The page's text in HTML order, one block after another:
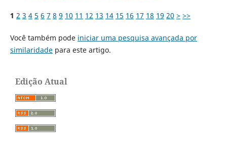
1 2 3 4 5 6 7 8 9 10 11 12 13 14 15 16 17 18 19 20 > >>
Você também pode iniciar uma pesquisa avançada por
similaridadepara este artigo.
Edição Atual